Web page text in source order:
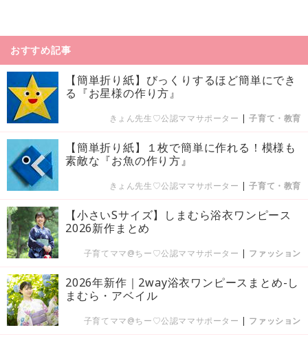
おすすめ記事
【簡単折り紙】びっくりするほど簡単にでき
る『お星様の作り方』
きょん先生♡公認ママサポーター |子育て・教育
【簡単折り紙】１枚で簡単に作れる！模様も
素敵な『お魚の作り方』
きょん先生♡公認ママサポーター |子育て・教育
【小さいSサイズ】しまむら浴衣ワンピース
2026新作まとめ
子育てママ@ちー♡公認ママサポーター | ファッション
2026年新作｜2way浴衣ワンピースまとめ-し
まむら・アベイル
子育てママ@ちー♡公認ママサポーター | ファッション